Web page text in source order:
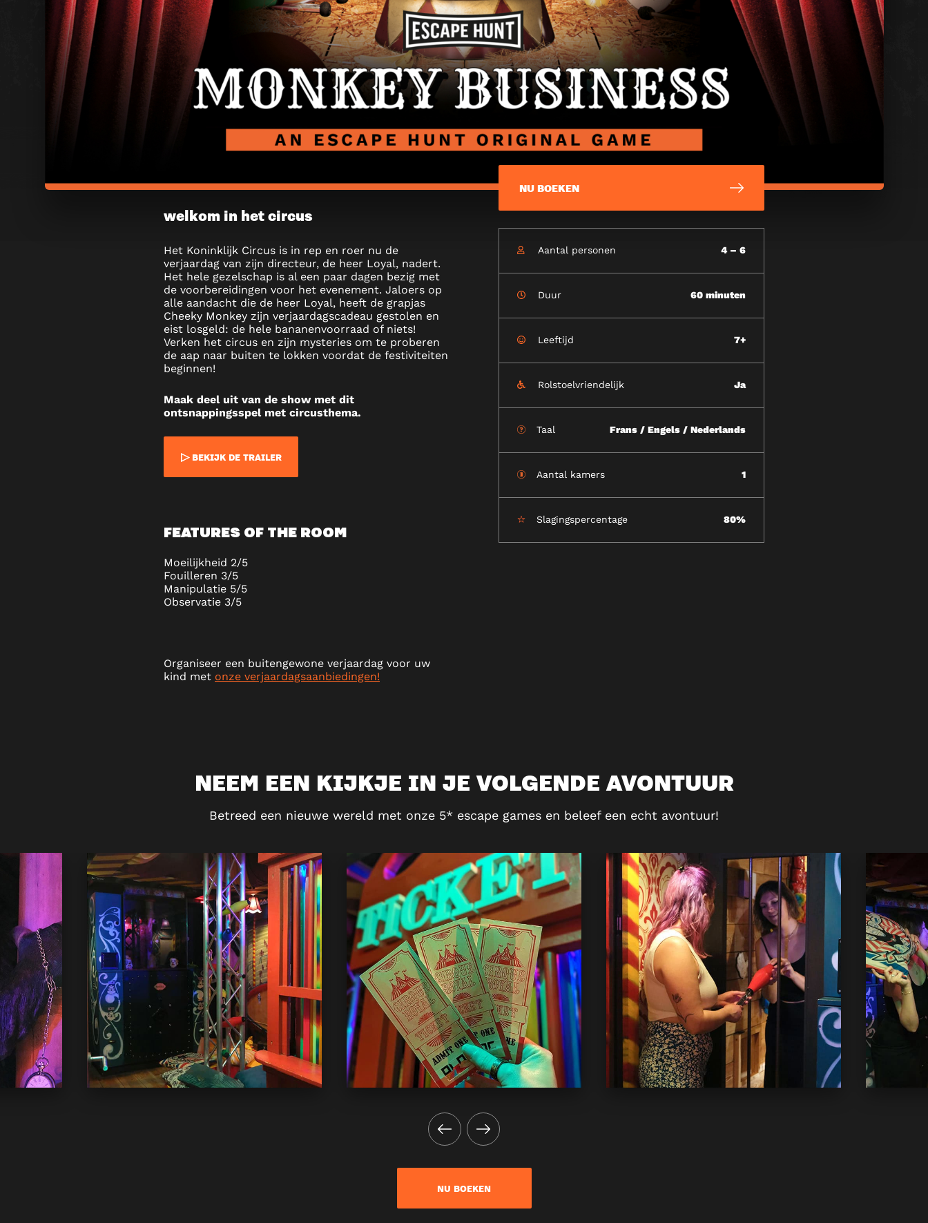
MONKEY
BUSINESS
ESCAPE
ROOM
IN
BRUSSELS
welkom in het circus
Het Koninklijk Circus is in rep en roer nu de
verjaardag van zijn directeur, de heer Loyal, nadert.
Het hele gezelschap is al een paar dagen bezig met
de voorbereidingen voor het evenement. Jaloers op
alle aandacht die de heer Loyal, heeft de grapjas
Cheeky Monkey zijn verjaardagscadeau gestolen en
eist losgeld: de hele bananenvoorraad of niets!
Verken het circus en zijn mysteries om te proberen
de aap naar buiten te lokken voordat de festiviteiten
beginnen!
Maak deel uit van de show met dit
ontsnappingsspel met circusthema.
▷ BEKIJK DE TRAILER
FEATURES OF THE ROOM
Moeilijkheid 2/5
Fouilleren 3/5
Manipulatie 5/5
Observatie 3/5
Organiseer een buitengewone verjaardag voor uw
kind met onze verjaardagsaanbiedingen!
NU BOEKEN
Aantal personen 4 – 6
Duur 60 minuten
Leeftijd 7+
Rolstoelvriendelijk Ja
Taal Frans / Engels / Nederlands
Aantal kamers 1
Slagingspercentage 80%
NEEM EEN KIJKJE IN JE VOLGENDE AVONTUUR
Betreed een nieuwe wereld met onze 5* escape games en beleef een echt avontuur!
NU BOEKEN